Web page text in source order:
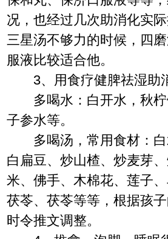
况，也经过几次助消化实
三星汤不够力的时候，四
服液比较适合他。
3、用食疗健脾祛湿助
多喝水：白开水，秋柠
子参水等。
多喝汤，常用食材：白
白扁豆、炒山楂、炒麦芽
米、佛手、木棉花、莲子
茯苓、茯苓等等，根据孩
时令推文调整。